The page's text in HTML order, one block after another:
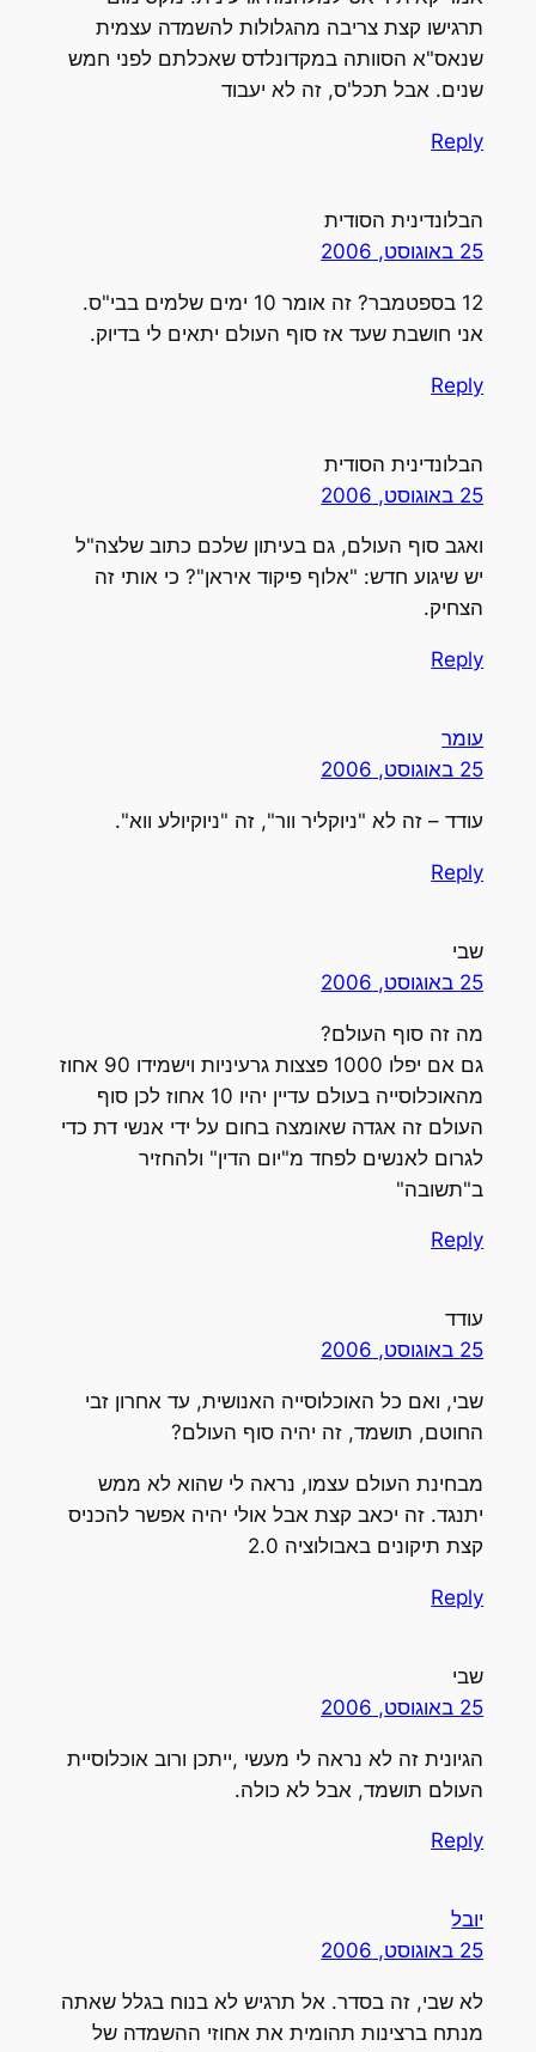
תרגישו קצת צריבה מהגלולות להשמדה עצמית
שנאס"א הסוותה במקדונלדס שאכלתם לפני חמש
שנים. אבל תכל'ס, זה לא יעבוד
Reply
הבלונדינית הסודית
25 באוגוסט, 2006
12 בספטמבר? זה אומר 10 ימים שלמים בבי"ס.
אני חושבת שעד אז סוף העולם יתאים לי בדיוק.
Reply
הבלונדינית הסודית
25 באוגוסט, 2006
ואגב סוף העולם, גם בעיתון שלכם כתוב שלצה"ל
יש שיגוע חדש: "אלוף פיקוד איראן"? כי אותי זה
הצחיק.
Reply
עומר
25 באוגוסט, 2006
עודד – זה לא "ניוקליר וור", זה "ניוקיולע ווא".
Reply
שבי
25 באוגוסט, 2006
מה זה סוף העולם?
גם אם יפלו 1000 פצצות גרעיניות וישמידו 90 אחוז
מהאוכלוסייה בעולם עדיין יהיו 10 אחוז לכן סוף
העולם זה אגדה שאומצה בחום על ידי אנשי דת כדי
לגרום לאנשים לפחד מ"יום הדין" ולהחזיר
ב"תשובה"
Reply
עודד
25 באוגוסט, 2006
שבי, ואם כל האוכלוסייה האנושית, עד אחרון זבי
החוטם, תושמד, זה יהיה סוף העולם?
מבחינת העולם עצמו, נראה לי שהוא לא ממש
יתנגד. זה יכאב קצת אבל אולי יהיה אפשר להכניס
קצת תיקונים באבולוציה 2.0
Reply
שבי
25 באוגוסט, 2006
הגיונית זה לא נראה לי מעשי ,ייתכן ורוב אוכלוסיית
העולם תושמד, אבל לא כולה.
Reply
יובל
25 באוגוסט, 2006
לא שבי, זה בסדר. אל תרגיש לא בנוח בגלל שאתה
מנתח ברצינות תהומית את אחוזי ההשמדה של